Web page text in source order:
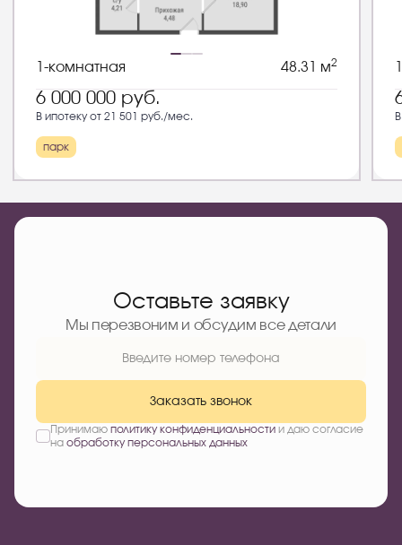
1-комнатная 48.31 м2
6 000 000 руб.
В ипотеку от 21 501 руб./мес.
парк
Оставьте заявку
Мы перезвоним и обсудим все детали
Заказать звонок
Принимаю политику конфиденциальностии даю согласие
на обработку персональных данных